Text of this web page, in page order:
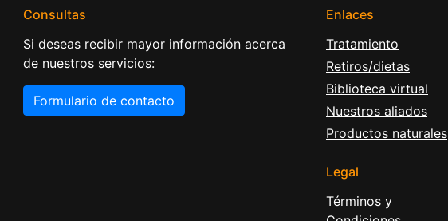
Consultas
Si deseas recibir mayor información acerca
de nuestros servicios:
Formulario de contacto
Enlaces
Tratamiento
Retiros/dietas
Biblioteca virtual
Nuestros aliados
Productos naturales
Legal
Términos y